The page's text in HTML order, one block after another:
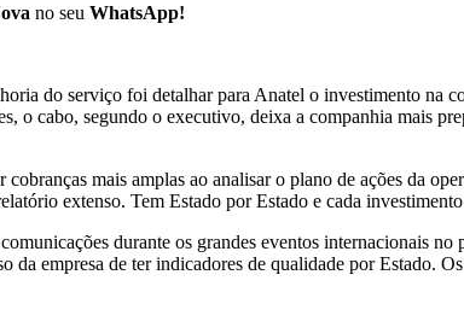
no seu WhatsApp!
do serviço foi detalhar para Anatel o investimento
cabo, segundo o executivo, deixa a companhia mais
mais amplas ao analisar o plano de ações da
extenso. Tem Estado por Estado e cada
durante os grandes eventos internacionais
da empresa de ter indicadores de qualidade por Estado.